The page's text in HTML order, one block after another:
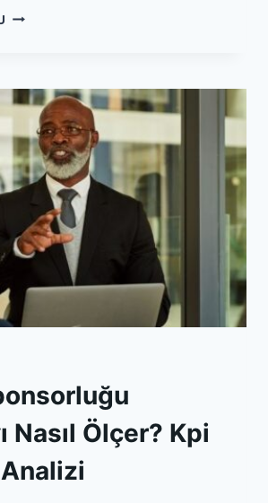
SPORUN
SAĞLIK
ÜZERINDEKI
ETKISI
Nasıl Ölçer? Kpi